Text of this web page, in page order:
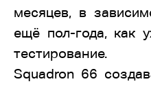
месяцев, в
ещё пол-года, как
тестирование.
Squadron 66